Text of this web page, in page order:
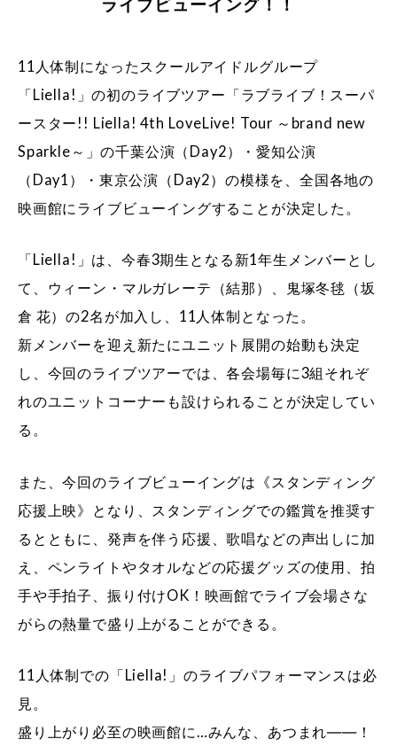
ライブビューイング！！
11人体制になったスクールアイドルグループ
「Liella!」の初のライブツアー「ラブライブ！スーパ
ースター!! Liella! 4th LoveLive! Tour ～brand new
Sparkle～」の千葉公演（Day2）・愛知公演
（Day1）・東京公演（Day2）の模様を、全国各地の
映画館にライブビューイングすることが決定した。
「Liella!」は、今春3期生となる新1年生メンバーとし
て、ウィーン・マルガレーテ（結那）、鬼塚冬毬（坂
倉 花）の2名が加入し、11人体制となった。
新メンバーを迎え新たにユニット展開の始動も決定
し、今回のライブツアーでは、各会場毎に3組それぞ
れのユニットコーナーも設けられることが決定してい
る。
また、今回のライブビューイングは《スタンディング
応援上映》となり、スタンディングでの鑑賞を推奨す
るとともに、発声を伴う応援、歌唱などの声出しに加
え、ペンライトやタオルなどの応援グッズの使用、拍
手や手拍子、振り付けOK！映画館でライブ会場さな
がらの熱量で盛り上がることができる。
11人体制での「Liella!」のライブパフォーマンスは必
見。
盛り上がり必至の映画館に…みんな、あつまれ――！